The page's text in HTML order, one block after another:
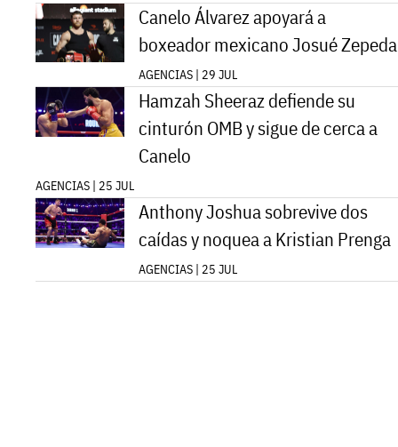
Canelo Álvarez apoyará a
boxeador mexicano Josué Zepeda
AGENCIAS | 29 JUL
Hamzah Sheeraz defiende su
cinturón OMB y sigue de cerca a
Canelo
AGENCIAS | 25 JUL
Anthony Joshua sobrevive dos
caídas y noquea a Kristian Prenga
AGENCIAS | 25 JUL